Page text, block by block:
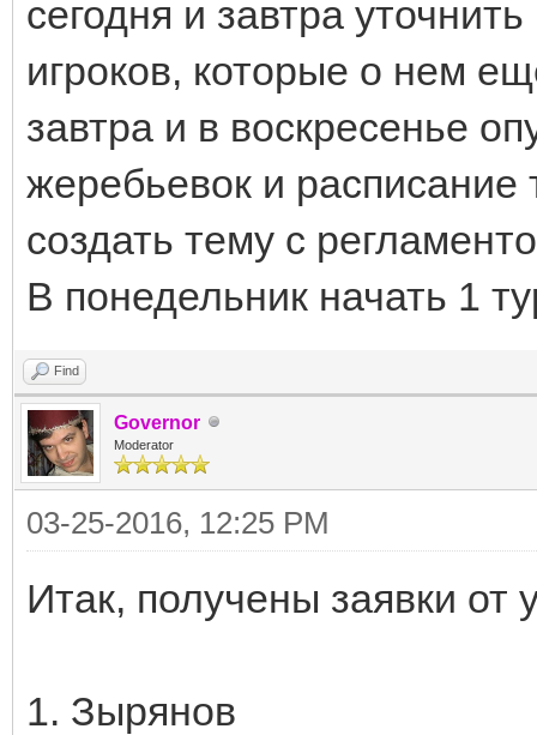
сегодня и завтра
игроков, которые о нем
завтра и в воскресенье
жеребьевок и расписание
создать тему с
В понедельник начать 1
Find
Governor
Moderator
03-25-2016, 12:25 PM
Итак, получены заявки от
1. Зырянов